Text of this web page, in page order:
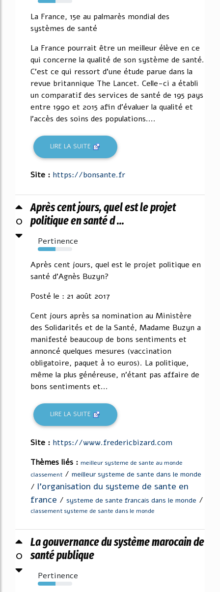
52%
La France, 15e au palmarès mondial des
systèmes de santé
La France pourrait être un meilleur élève en ce
qui concerne la qualité de son système de santé.
C'est ce qui ressort d'une étude parue dans la
revue britannique The Lancet. Celle-ci a établi
un comparatif des services de santé de 195 pays
entre 1990 et 2015 afin d'évaluer la qualité et
l'accès des soins des populations....
LIRE LA SUITE
Site : https://bonsante.fr
0
Après cent jours, quel est le projet
politique en santé d ...
Pertinence
52%
Après cent jours, quel est le projet politique en
santé d'Agnès Buzyn?
Posté le : 21 août 2017
Cent jours après sa nomination au Ministère
des Solidarités et de la Santé, Madame Buzyn a
manifesté beaucoup de bons sentiments et
annoncé quelques mesures (vaccination
obligatoire, paquet à 10 euros). La politique,
même la plus généreuse, n'étant pas affaire de
bons sentiments et...
LIRE LA SUITE
Site : https://www.fredericbizard.com
Thèmes liés : meilleur systeme de sante au monde
classement / meilleur systeme de sante dans le monde
/ l'organisation du systeme de sante en
france / systeme de sante francais dans le monde /
classement systeme de sante dans le monde
0
La gouvernance du système marocain de
santé publique
Pertinence
51%